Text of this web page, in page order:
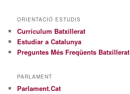
ORIENTACIÓ ESTUDIS
Currículum Batxillerat
Estudiar a Catalunya
Preguntes Més Freqüents Batxillerat
PARLAMENT
Parlament.Cat